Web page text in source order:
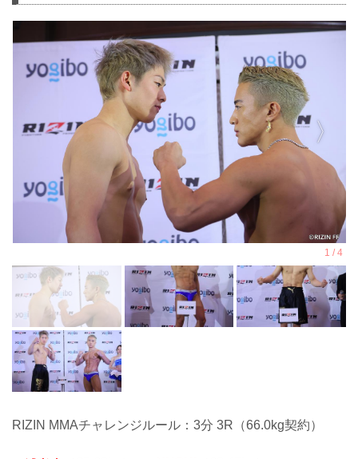
RIZIN MMAチャレンジルール：3分 3R（66.0kg契約）